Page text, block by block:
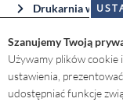
Drukarnia
Szanujemy Twoją
Używamy plików cookie
ustawienia,
udostępniać funkcje